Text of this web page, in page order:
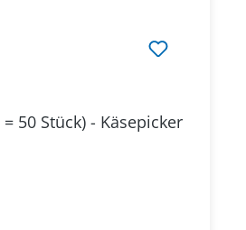
50 Stück) - Käsepicker